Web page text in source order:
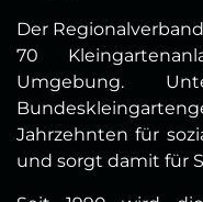
Der
70
Umgebung.
Jahrzehnten für
und sorgt damit für